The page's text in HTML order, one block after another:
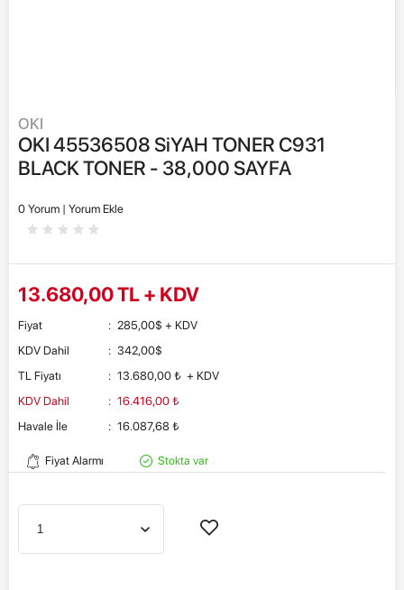
OKI
OKI 45536508 SiYAH TONER C931
BLACK TONER - 38,000 SAYFA
0 Yorum | Yorum Ekle
13.680,00TL + KDV
Fiyat : 285,00$ + KDV
KDV Dahil
: 342,00$
TL Fiyatı
: 13.680,00 ₺ + KDV
KDV Dahil
: 16.416,00 ₺
Havale İle
: 16.087,68 ₺
Fiyat Alarmı Stokta var